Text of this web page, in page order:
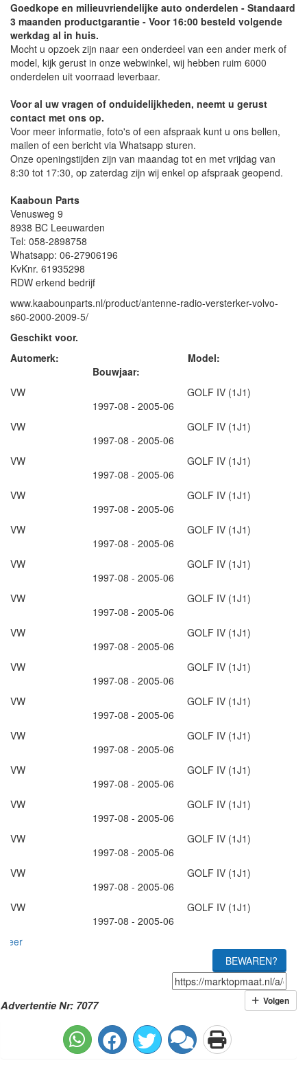
Goedkope en milieuvriendelijke auto onderdelen - Standaard
3 maanden productgarantie - Voor 16:00 besteld volgende
werkdag al in huis.
Mocht u opzoek zijn naar een onderdeel van een ander merk of
model, kijk gerust in onze webwinkel, wij hebben ruim 6000
onderdelen uit voorraad leverbaar.
Voor al uw vragen of onduidelijkheden, neemt u gerust
contact met ons op.
Voor meer informatie, foto's of een afspraak kunt u ons bellen,
mailen of een bericht via Whatsapp sturen.
Onze openingstijden zijn van maandag tot en met vrijdag van
8:30 tot 17:30, op zaterdag zijn wij enkel op afspraak geopend.
Kaaboun Parts
Venusweg 9
8938 BC Leeuwarden
Tel: 058-2898758
Whatsapp: 06-27906196
KvKnr. 61935298
RDW erkend bedrijf
www.kaabounparts.nl/product/antenne-radio-versterker-volvo-
s60-2000-2009-5/
Geschikt voor.
Automerk: Model:
Bouwjaar:
VW GOLF IV (1J1)
1997-08 - 2005-06
VW GOLF IV (1J1)
1997-08 - 2005-06
VW GOLF IV (1J1)
1997-08 - 2005-06
VW GOLF IV (1J1)
1997-08 - 2005-06
VW GOLF IV (1J1)
1997-08 - 2005-06
VW GOLF IV (1J1)
1997-08 - 2005-06
VW GOLF IV (1J1)
1997-08 - 2005-06
VW GOLF IV (1J1)
1997-08 - 2005-06
VW GOLF IV (1J1)
1997-08 - 2005-06
VW GOLF IV (1J1)
1997-08 - 2005-06
VW GOLF IV (1J1)
1997-08 - 2005-06
VW GOLF IV (1J1)
1997-08 - 2005-06
VW GOLF IV (1J1)
1997-08 - 2005-06
VW GOLF IV (1J1)
1997-08 - 2005-06
VW GOLF IV (1J1)
1997-08 - 2005-06
VW GOLF IV (1J1)
1997-08 - 2005-06
meer
BEWAREN?
Advertentie Nr: 7077 Volgen